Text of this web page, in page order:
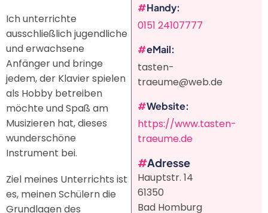
Ich unterrichte
ausschließlich jugendliche
und erwachsene
Anfänger und bringe
jedem, der Klavier spielen
als Hobby betreiben
möchte und Spaß am
Musizieren hat, dieses
wunderschöne
Instrument bei.
Ziel meines Unterrichts ist
es, meinen Schülern die
Grundlagen des
Handy
0151 24107777
eMail
tasten-
traeume@web.de
Website
https://www.tasten-
traeume.de
Adresse
Hauptstr. 14
61350
Bad Homburg